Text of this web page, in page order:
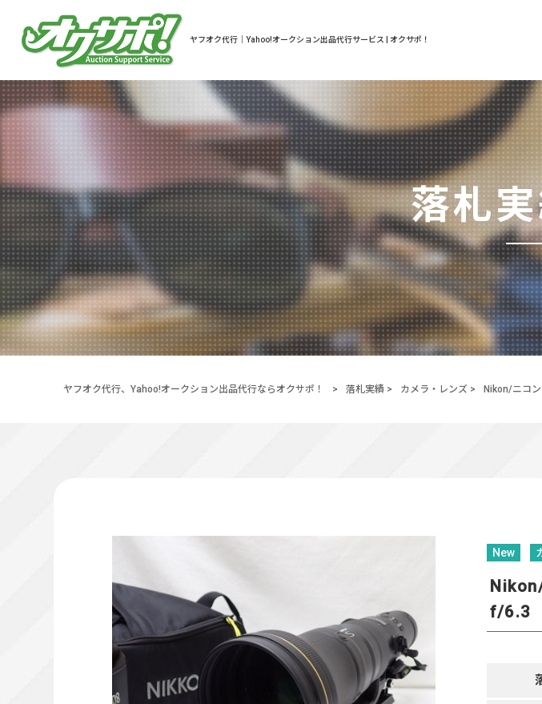
ヤフオク代行｜Yahoo!オークション出品代行サービス | オクサポ！
落札
ヤフオク代行、Yahoo!オークション出品代行ならオクサポ！ > 落札実績 > カメラ・レンズ> Nikon/ニコ
New
f/6.3